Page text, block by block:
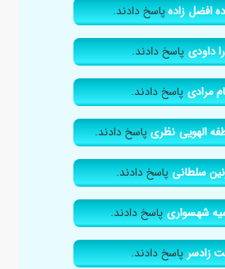
افضل زادهپاسخ دادند.
داودیپاسخ دادند.
مرادیپاسخ دادند.
الهویی نظریپاسخ دادند.
سلطانیپاسخ دادند.
شهسواریپاسخ دادند.
زادسرپاسخ دادند.